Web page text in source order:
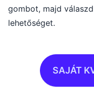
gombot, majd
lehetőséget.
SAJÁT